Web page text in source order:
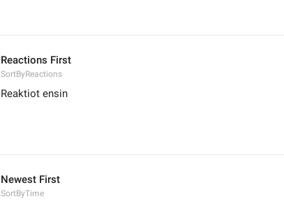
Reactions First
SortByReactions
Reaktiot ensin
Newest First
SortByTime